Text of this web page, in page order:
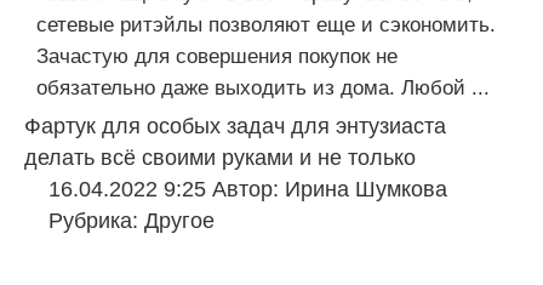
сетевые ритэйлы позволяют еще и сэкономить.
Зачастую для совершения покупок не
обязательно даже выходить из дома. Любой ...
Фартук для особых задач для энтузиаста
делать всё своими руками и не только
16.04.2022 9:25 Автор: Ирина Шумкова
Рубрика: Другое